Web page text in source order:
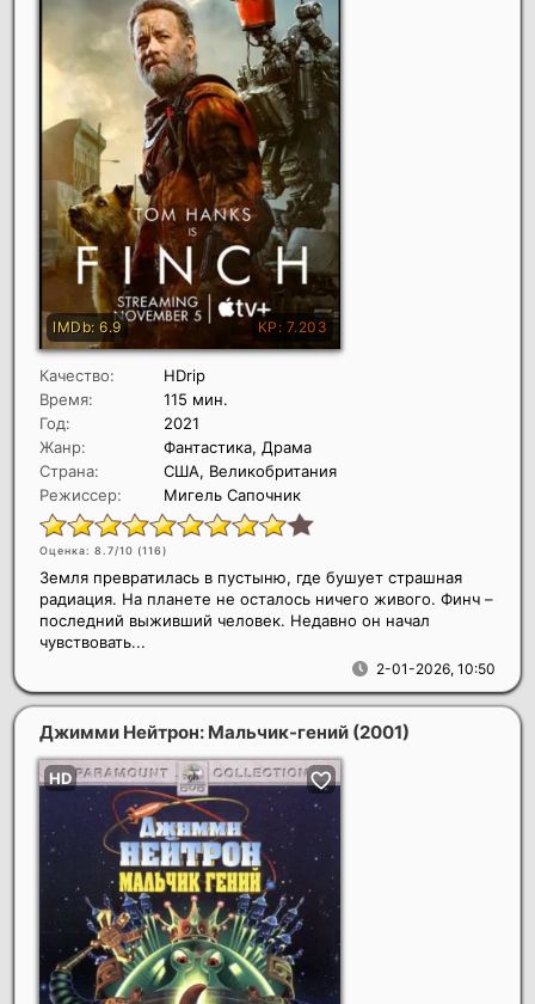
Качество:
HDrip
Время:
115 мин.
Год:
2021
Жанр:
Фантастика, Драма
Страна:
США, Великобритания
Режиссер:
Мигель Сапочник
Оценка: 8.7/10 (116)
2-01-2026, 10:50
Земля превратилась в пустыню, где бушует страшная
радиация. На планете не осталось ничего живого. Финч –
последний выживший человек. Недавно он начал
чувствовать...
Джимми Нейтрон: Мальчик-гений (2001)